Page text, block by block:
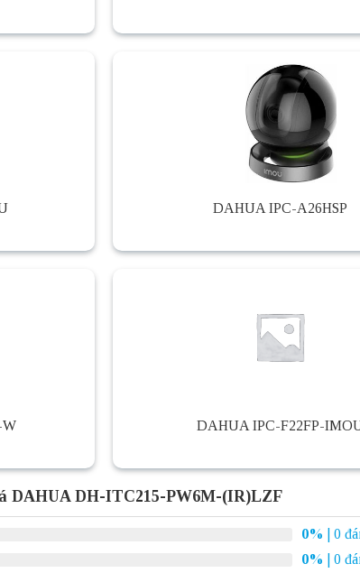
DAHUA IPC-A26HSP
DAHUA IPC-F22FP-
DAHUA DH-ITC215-PW6M-(IR)LZF
0%
| 0
0%
| 0